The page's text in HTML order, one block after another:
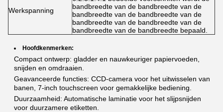
Werkspanning
bandbreedte van de bandbreedte van de
bandbreedte van de bandbreedte van de
bandbreedte van de bandbreedte van de
bandbreedte van de bandbreedte bepaald.
Hoofdkenmerken:
Compact ontwerp: gladder en nauwkeuriger papiervoeden,
snijden en omdraaien.
Geavanceerde functies: CCD-camera voor het uitwisselen van
banen, 7-inch touchscreen voor gemakkelijke bediening.
Duurzaamheid: Automatische laminatie voor het slijpsnijden
voor duurzamere etiketten.